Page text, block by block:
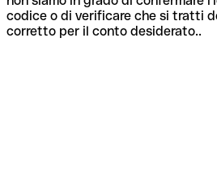
codice o di verificare che si tratti
corretto per il conto desiderato..